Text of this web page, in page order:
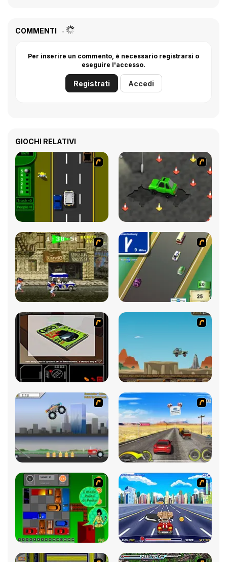
COMMENTI
Per inserire un commento, è necessario registrarsi o
eseguire l'accesso.
Registrati Accedi
GIOCHI RELATIVI